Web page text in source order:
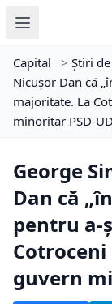
Capital > Știri
Nicușor Dan că
majoritate. La
minoritar PSD-
George
Dan că
pentru a-
guvern